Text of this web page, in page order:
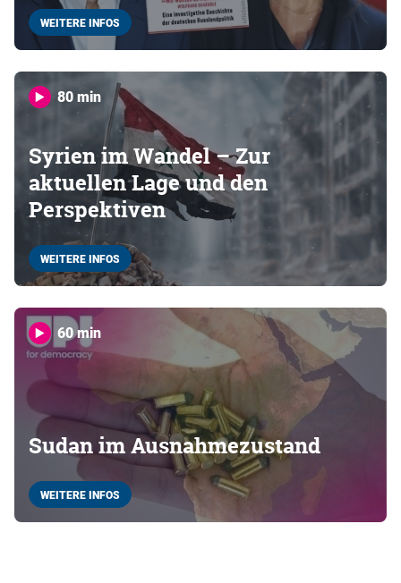
WEITERE INFOS
80 min
Syrien im Wandel – Zur
aktuellen Lage und den
Perspektiven
WEITERE INFOS
60 min
Sudan im Ausnahmezustand
WEITERE INFOS